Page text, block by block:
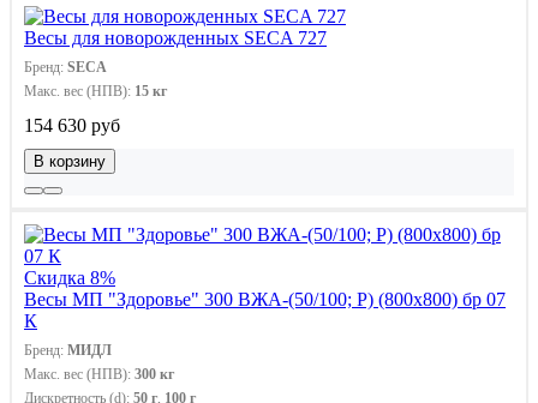
Весы для новорожденных SECA 727
Бренд: SECA
Макс. вес (НПВ): 15 кг
154 630 руб
В корзину
Скидка 8%
Весы МП "Здоровье" 300 ВЖА-(50/100; Р) (800х800) бр 07
К
Бренд: МИДЛ
Макс. вес (НПВ): 300 кг
Дискретность (d): 50 г, 100 г